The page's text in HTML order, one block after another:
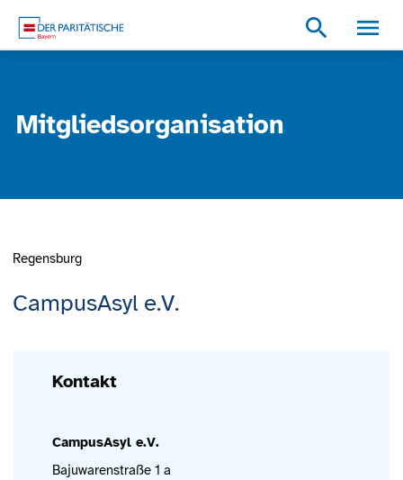
search
Mitgliedsorganisation
CampusAsyl e.V.
Regensburg
Kontakt
CampusAsyl e.V.
Bajuwarenstraße 1 a